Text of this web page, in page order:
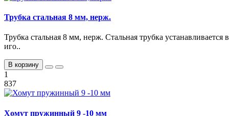
Трубка стальная 8 мм, нерж.
Трубка стальная 8 мм, нерж. Стальная трубка устанавливается в
иго..
В корзину
1
837
Хомут пружинный 9 -10 мм